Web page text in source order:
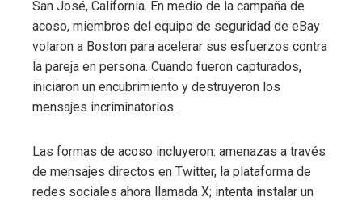
San José, California. En medio de la campaña de
acoso, miembros del equipo de seguridad de eBay
volaron a Boston para acelerar sus esfuerzos contra
la pareja en persona. Cuando fueron capturados,
iniciaron un encubrimiento y destruyeron los
mensajes incriminatorios.
Las formas de acoso incluyeron: amenazas a través
de mensajes directos en Twitter, la plataforma de
redes sociales ahora llamada X; intenta instalar un